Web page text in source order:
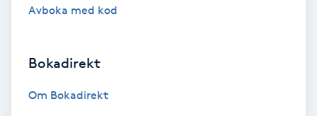
Hollywood Peel
Hot yoga
Avboka med kod
Bokadirekt
Om Bokadirekt